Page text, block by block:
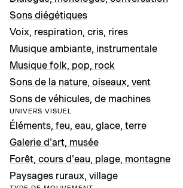
Sons diégétiques
Voix, respiration, cris, rires
Musique ambiante, instrumentale
Musique folk, pop, rock
Sons de la nature, oiseaux, vent
Sons de véhicules, de machines
UNIVERS VISUEL
Éléments, feu, eau, glace, terre
Galerie d'art, musée
Forêt, cours d'eau, plage, montagne
Paysages ruraux, village